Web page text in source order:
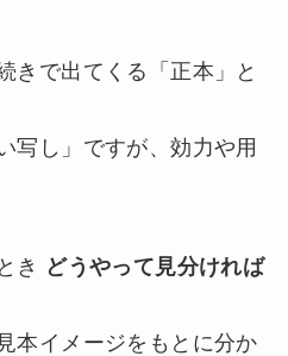
きで出てくる「正本」と
写し」ですが、効力や用
き
どうやって見分ければ
本イメージをもとに分か